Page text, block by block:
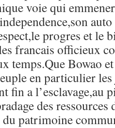
voie qui
progres et le
francais officieux
temps.Que Bowao
en particulier
fin a l’esclavage,au
des ressources
patrimoine